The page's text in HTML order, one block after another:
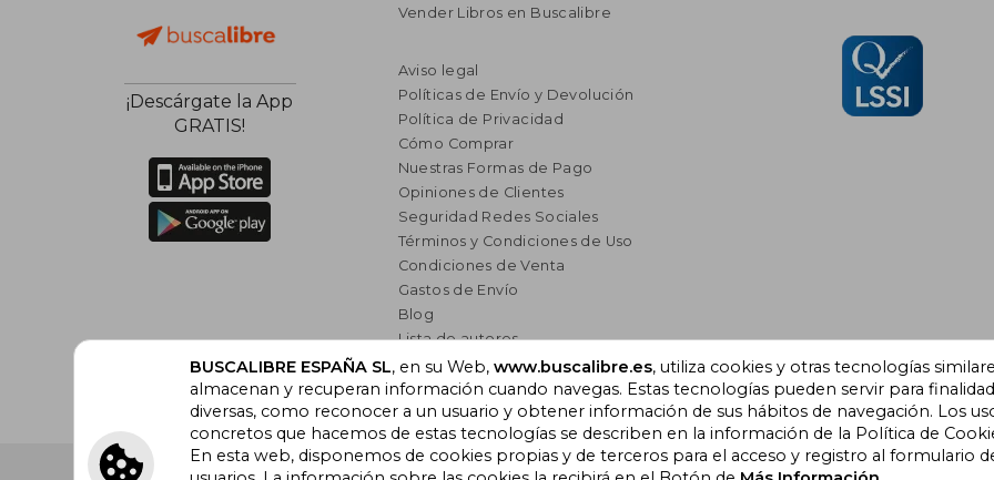
¡Descárgate la App
GRATIS!
Vender Libros en Buscalibre
Aviso legal
Políticas de Envío y Devolución
Política de Privacidad
Cómo Comprar
Nuestras Formas de Pago
Opiniones de Clientes
Seguridad Redes Sociales
Términos y Condiciones de Uso
Condiciones de Venta
Gastos de Envío
Blog
Lista de autores
Incentivo a la Lectura
Libros Recomendados
Buscalibre España . Calle Energía, 65, Nave 3 (08940), Cornellà de Llobregat,
BUSCALIBRE ESPAÑA SL, en su Web, www.buscalibre.es, utiliza cookies y otras tecnologías
almacenan y recuperan información cuando navegas. Estas tecnologías pueden servir para
diversas, como reconocer a un usuario y obtener información de sus hábitos de navegación. Los
concretos que hacemos de estas tecnologías se describen en la información de la Política de
En esta web, disponemos de cookies propias y de terceros para el acceso y registro al formulario